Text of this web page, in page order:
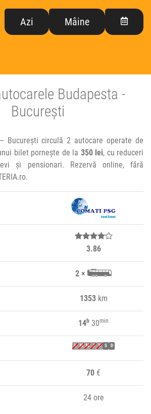
Azi Mâine
Budapesta -
București
București circulă 2 autocare operate de
bilet pornește de la 350 lei, cu reduceri
și pensionari. Rezervă online, fără
3.86
2 ×
1353km
14h 30min
L M M J V S D
70 €
24 ore